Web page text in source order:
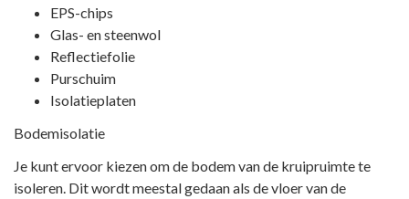
EPS-chips
Glas- en steenwol
Reflectiefolie
Purschuim
Isolatieplaten
Bodemisolatie
Je kunt ervoor kiezen om de bodem van de kruipruimte te
isoleren. Dit wordt meestal gedaan als de vloer van de